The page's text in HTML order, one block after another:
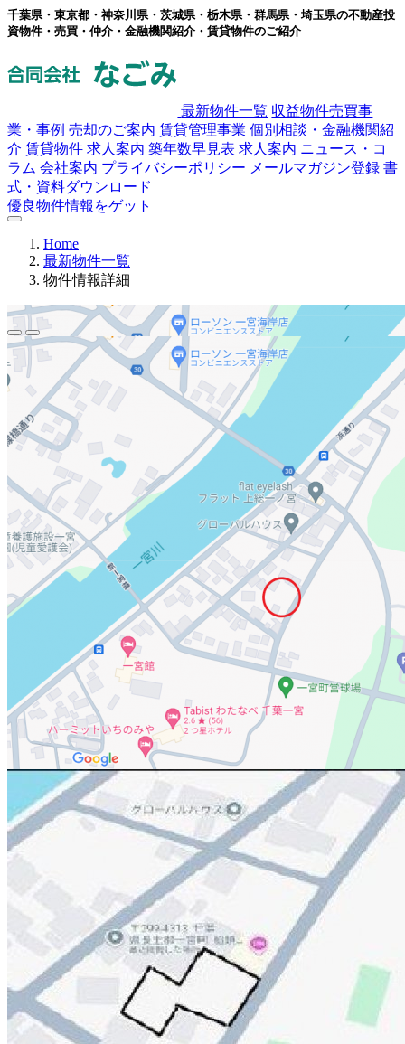
千葉県・東京都・神奈川県・茨城県・栃木県・群馬県・埼玉県の不動産投
資物件・売買・仲介・金融機関紹介・賃貸物件のご紹介
最新物件一覧 収益物件売買事
業・事例 売却のご案内 賃貸管理事業 個別相談・金融機関紹
介 賃貸物件 求人案内 築年数早見表 求人案内 ニュース・コ
ラム 会社案内 プライバシーポリシー メールマガジン登録 書
式・資料ダウンロード
優良物件情報をゲット
Home
最新物件一覧
物件情報詳細